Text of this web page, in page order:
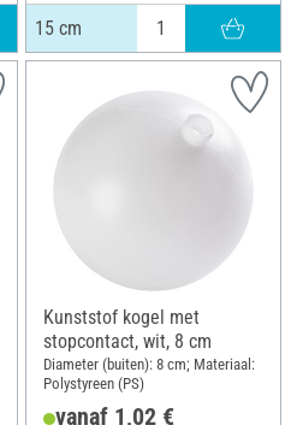
15 cm
Kunststof kogel met
stopcontact, wit, 8 cm
Diameter (buiten): 8 cm; Materiaal:
Polystyreen (PS)
vanaf 1,02 €